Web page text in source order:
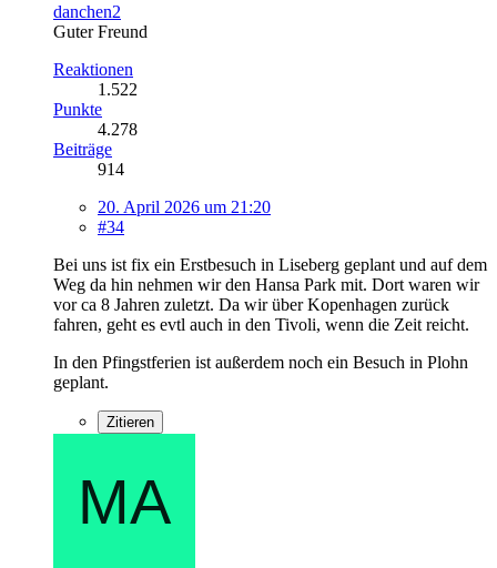
danchen2
Guter Freund
Reaktionen
1.522
Punkte
4.278
Beiträge
914
20. April 2026 um 21:20
#34
Bei uns ist fix ein Erstbesuch in Liseberg geplant und auf dem
Weg da hin nehmen wir den Hansa Park mit. Dort waren wir
vor ca 8 Jahren zuletzt. Da wir über Kopenhagen zurück
fahren, geht es evtl auch in den Tivoli, wenn die Zeit reicht.
In den Pfingstferien ist außerdem noch ein Besuch in Plohn
geplant.
Zitieren